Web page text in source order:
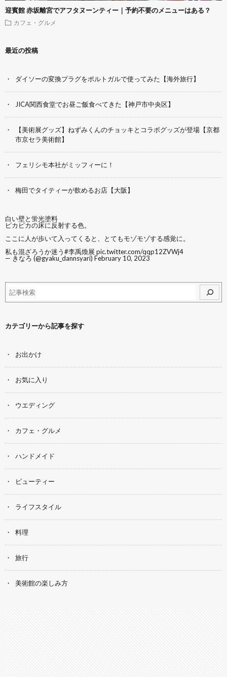
迎賓館 赤坂離宮でアフタヌーンティー｜予約不要のメニューはある？
カフェ・グルメ
最近の投稿
ダイソーの変換プラグをポルトガルで使ってみた【海外旅行】
JICA関西食堂でお昼ご飯食べてきた【神戸市中央区】
【美術展グッズ】ねずみくんのチョッキとコラボグッズが登場【京都
市京セラ美術館】
フェリシモ本社がミッフィーに！
梅田でタイティーが飲めるお店【大阪】
白い壁と蛍光塗料
ピカピカの床に反射する色。
ここに人が歩いて入ってくると、とてもモゾモゾする感覚に。
私も混ざろうか迷う#李禹煥展 pic.twitter.com/qqp12ZVWj4
— きなろ (@gyaku_dannsyari) February 10, 2023
カテゴリーから記事を探す
お出かけ
お気に入り
ウエディング
カフェ・グルメ
ハンドメイド
ビューティー
ライフスタイル
料理
旅行
美術館の楽しみ方